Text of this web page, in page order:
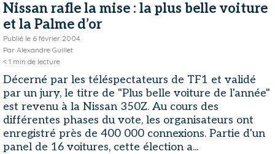
Nissan rafle la mise : la plus belle voiture
et la Palme d’or
Publié le 6 février 2004
Par Alexandre Guillet
< 1 min de lecture
Décerné par les téléspectateurs de TF1 et validé
par un jury, le titre de "Plus belle voiture de l'année"
est revenu à la Nissan 350Z. Au cours des
différentes phases du vote, les organisateurs ont
enregistré près de 400 000 connexions. Partie d'un
panel de 16 voitures, cette élection a...